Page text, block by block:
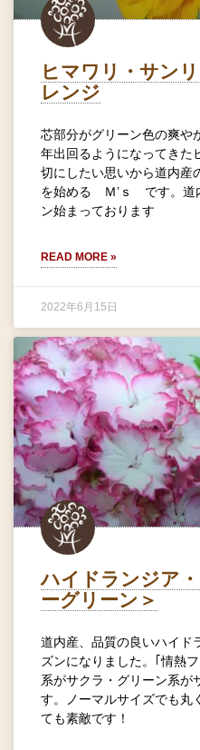
ヒマワリ・サン
レンジ
芯部分がグリーン色の爽や
年出回るようになってきた
切にしたい思いから道内産
を始める Ｍ’ｓ です。道
ン始まっております
READ MORE »
2022年6月15日
ハイドランジア
ーグリーン＞
道内産、品質の良いハイド
ズンになりました。｢情熱
系がサクラ・グリーン系が
す。ノーマルサイズでも丸
ても素敵です！